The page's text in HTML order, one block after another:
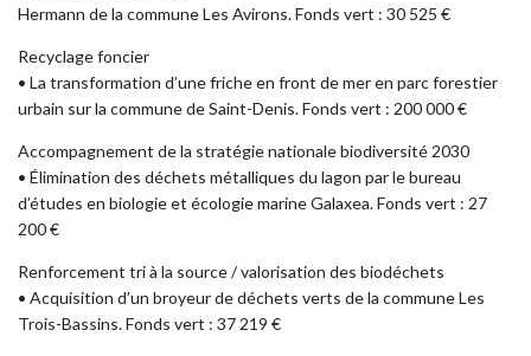
Hermann de la commune Les Avirons. Fonds vert : 30 525 €
Recyclage foncier
• La transformation d’une friche en front de mer en parc forestier
urbain sur la commune de Saint-Denis. Fonds vert : 200 000 €
Accompagnement de la stratégie nationale biodiversité 2030
• Élimination des déchets métalliques du lagon par le bureau
d’études en biologie et écologie marine Galaxea. Fonds vert : 27
200 €
Renforcement tri à la source / valorisation des biodéchets
• Acquisition d’un broyeur de déchets verts de la commune Les
Trois-Bassins. Fonds vert : 37 219 €